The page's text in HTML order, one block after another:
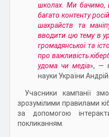
школах. Ми бачимо,
багато контенту
шахрайств та
вводити цю тему в
громадянської та
про важливість
удома чи медіа», —
науки України
Учасники кампанії
зрозумілими правилами
за допомогою
покликанням.